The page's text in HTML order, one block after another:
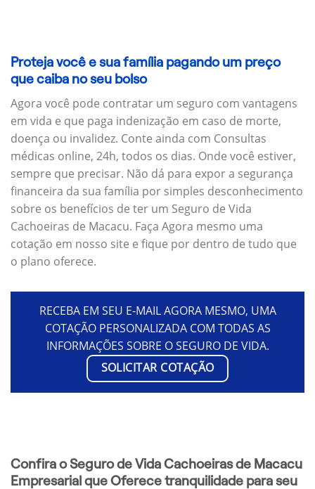
Proteja você e sua família pagando um preço
que caiba no seu bolso
Agora você pode contratar um seguro com vantagens
em vida e que paga indenização em caso de morte,
doença ou invalidez. Conte ainda com Consultas
médicas online, 24h, todos os dias. Onde você estiver,
sempre que precisar. Não dá para expor a segurança
financeira da sua família por simples desconhecimento
sobre os benefícios de ter um Seguro de Vida
Cachoeiras de Macacu. Faça Agora mesmo uma
cotação em nosso site e fique por dentro de tudo que
o plano oferece.
RECEBA EM SEU E-MAIL AGORA MESMO, UMA
COTAÇÃO PERSONALIZADA COM TODAS AS
INFORMAÇÕES SOBRE O SEGURO DE VIDA.
SOLICITAR COTAÇÃO
Confira o Seguro de Vida Cachoeiras de Macacu
Empresarial que Oferece tranquilidade para seu